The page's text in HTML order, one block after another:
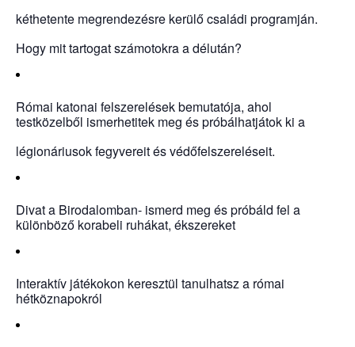
kéthetente megrendezésre kerülő családi programján.
Hogy mit tartogat számotokra a délután?
Római katonai felszerelések bemutatója, ahol
testközelből ismerhetitek meg és próbálhatjátok ki a
légionáriusok fegyvereit és védőfelszereléseit.
Divat a Birodalomban- ismerd meg és próbáld fel a
különböző korabeli ruhákat, ékszereket
Interaktív játékokon keresztül tanulhatsz a római
hétköznapokról